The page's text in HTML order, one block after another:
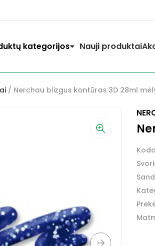
kategorijos Nauji produktai
/ Nerchau blizgus kontūras 3D 28ml